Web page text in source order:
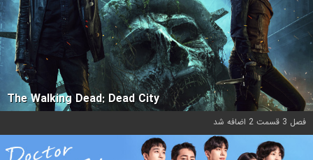
The Walking Dead: Dead City
فصل 3 قسمت 2 اضافه شد